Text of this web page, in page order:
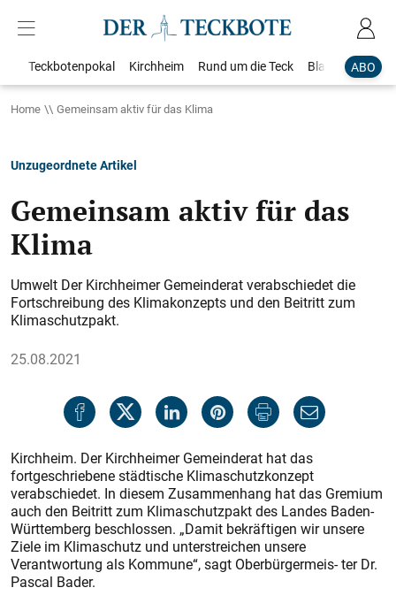
ABO
Teckbotenpokal Kirchheim Rund um die Teck Blaulicht
Home Gemeinsam aktiv für das Klima
Unzugeordnete Artikel
Gemeinsam aktiv für das
Klima
Umwelt Der Kirchheimer Gemeinderat verabschiedet die
Fortschreibung des Klimakonzepts und den Beitritt zum
Klimaschutzpakt.
25.08.2021
Kirchheim. Der Kirchheimer Gemeinderat hat das
fortgeschriebene städtische Klimaschutzkonzept
verabschiedet. In diesem Zusammenhang hat das Gremium
auch den Beitritt zum Klimaschutzpakt des Landes Baden-
Württemberg beschlossen. „Damit bekräftigen wir unsere
Ziele im Klimaschutz und unterstreichen unsere
Verantwortung als Kommune“, sagt Oberbürgermeis- ter Dr.
Pascal Bader.